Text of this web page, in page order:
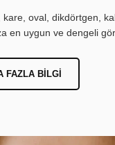
kare, oval, dikdörtgen,
en uygun ve dengeli
FAZLA BILGI